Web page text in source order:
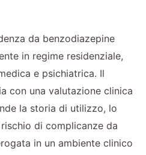
da benzodiazepine
in regime residenziale,
e psichiatrica. Il
con una valutazione clinica
la storia di utilizzo, lo
di complicanze da
in un ambiente clinico